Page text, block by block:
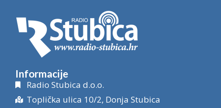
Informacije
Radio Stubica d.o.o.
Toplička ulica 10/2, Donja Stubica